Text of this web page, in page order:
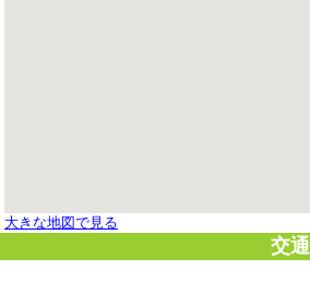
大きな地図で見る
交